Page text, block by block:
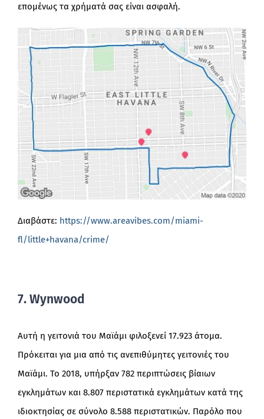
επομένως τα χρήματά σας είναι ασφαλή.
Διαβάστε: https://www.areavibes.com/miami-
fl/little+havana/crime/
7. Wynwood
Αυτή η γειτονιά του Μαϊάμι φιλοξενεί 17.923 άτομα.
Πρόκειται για μια από τις ανεπιθύμητες γειτονιές του
Μαϊάμι. Το 2018, υπήρξαν 782 περιπτώσεις βίαιων
εγκλημάτων και 8.807 περιστατικά εγκλημάτων κατά της
ιδιοκτησίας σε σύνολο 8.588 περιστατικών. Παρόλο που